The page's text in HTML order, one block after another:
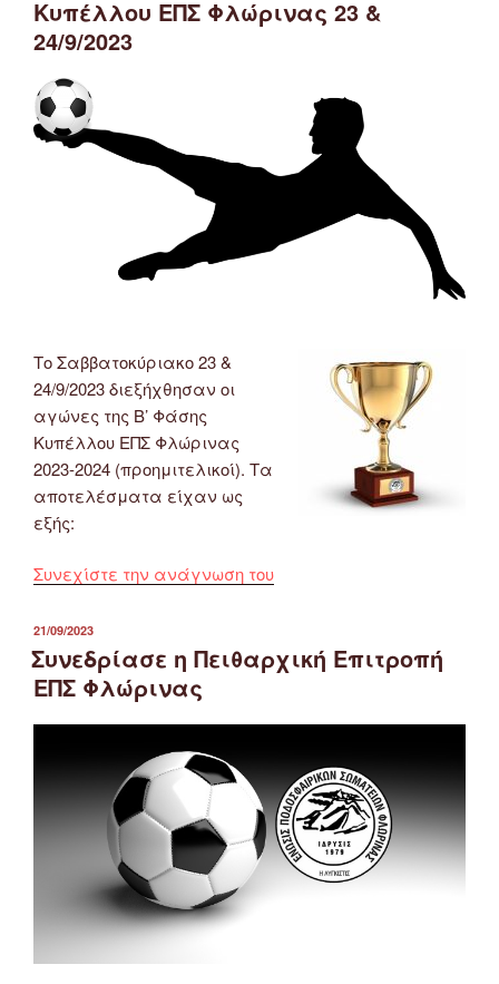
Κυπέλλου ΕΠΣ Φλώρινας 23 &
24/9/2023
Το Σαββατοκύριακο 23 &
24/9/2023 διεξήχθησαν οι
αγώνες της Β’ Φάσης
Κυπέλλου ΕΠΣ Φλώρινας
2023-2024 (προημιτελικοί). Τα
αποτελέσματα είχαν ως
εξής:
Συνεχίστε την ανάγνωση του“Αποτελέσματα
Φάσης
Κυπέλλου
&
24/9/2023”
ΔΗΜΟΣΙΕΎΤΗΚΕ
ΣΤΙΣ
21/09/2023
Συνεδρίασε η Πειθαρχική Επιτροπή
ΕΠΣ Φλώρινας